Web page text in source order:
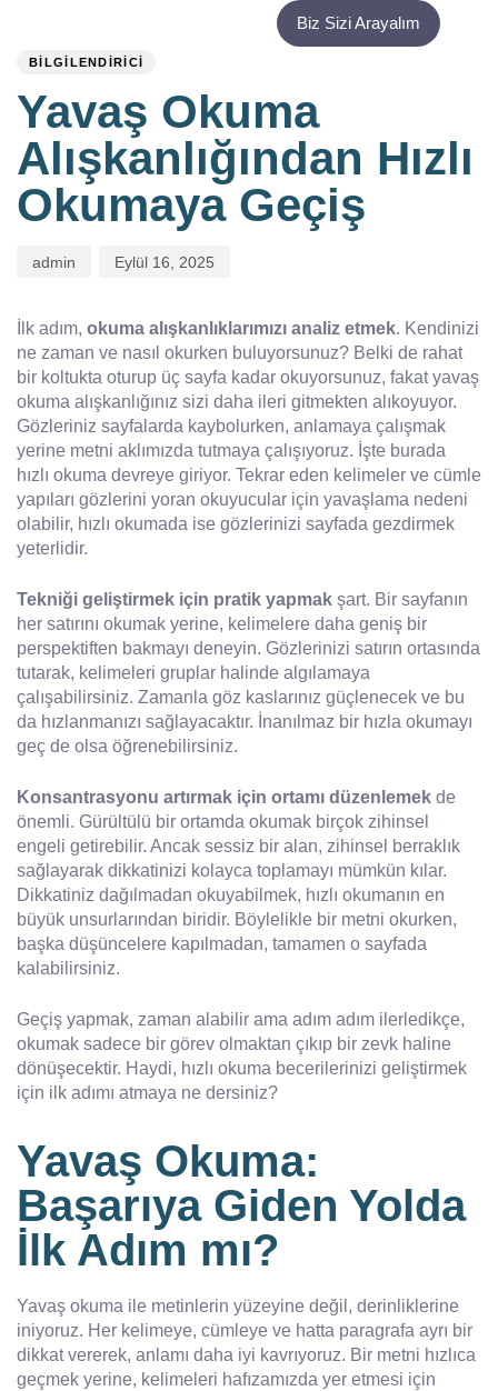
Biz Sizi Arayalım
BILGILENDIRICI
Yavaş Okuma
Alışkanlığından Hızlı
Okumaya Geçiş
admin Eylül 16, 2025
İlk adım, okuma alışkanlıklarımızı analiz etmek. Kendinizi
ne zaman ve nasıl okurken buluyorsunuz? Belki de rahat
bir koltukta oturup üç sayfa kadar okuyorsunuz, fakat yavaş
okuma alışkanlığınız sizi daha ileri gitmekten alıkoyuyor.
Gözleriniz sayfalarda kaybolurken, anlamaya çalışmak
yerine metni aklımızda tutmaya çalışıyoruz. İşte burada
hızlı okuma devreye giriyor. Tekrar eden kelimeler ve cümle
yapıları gözlerini yoran okuyucular için yavaşlama nedeni
olabilir, hızlı okumada ise gözlerinizi sayfada gezdirmek
yeterlidir.
Tekniği geliştirmek için pratik yapmak şart. Bir sayfanın
her satırını okumak yerine, kelimelere daha geniş bir
perspektiften bakmayı deneyin. Gözlerinizi satırın ortasında
tutarak, kelimeleri gruplar halinde algılamaya
çalışabilirsiniz. Zamanla göz kaslarınız güçlenecek ve bu
da hızlanmanızı sağlayacaktır. İnanılmaz bir hızla okumayı
geç de olsa öğrenebilirsiniz.
Konsantrasyonu artırmak için ortamı düzenlemek de
önemli. Gürültülü bir ortamda okumak birçok zihinsel
engeli getirebilir. Ancak sessiz bir alan, zihinsel berraklık
sağlayarak dikkatinizi kolayca toplamayı mümkün kılar.
Dikkatiniz dağılmadan okuyabilmek, hızlı okumanın en
büyük unsurlarından biridir. Böylelikle bir metni okurken,
başka düşüncelere kapılmadan, tamamen o sayfada
kalabilirsiniz.
Geçiş yapmak, zaman alabilir ama adım adım ilerledikçe,
okumak sadece bir görev olmaktan çıkıp bir zevk haline
dönüşecektir. Haydi, hızlı okuma becerilerinizi geliştirmek
için ilk adımı atmaya ne dersiniz?
Yavaş Okuma:
Başarıya Giden Yolda
İlk Adım mı?
Yavaş okuma ile metinlerin yüzeyine değil, derinliklerine
iniyoruz. Her kelimeye, cümleye ve hatta paragrafa ayrı bir
dikkat vererek, anlamı daha iyi kavrıyoruz. Bir metni hızlıca
geçmek yerine, kelimeleri hafızamızda yer etmesi için